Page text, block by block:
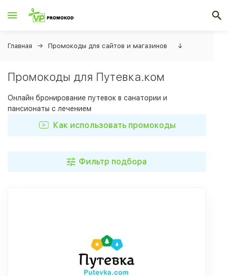
Главная Промокоды для сайтов и магазинов ↓
Промокоды для Путевка.ком
Онлайн бронирование путевок в санатории и
пансионаты с лечением
Как использовать промокоды
Фильтр подбора